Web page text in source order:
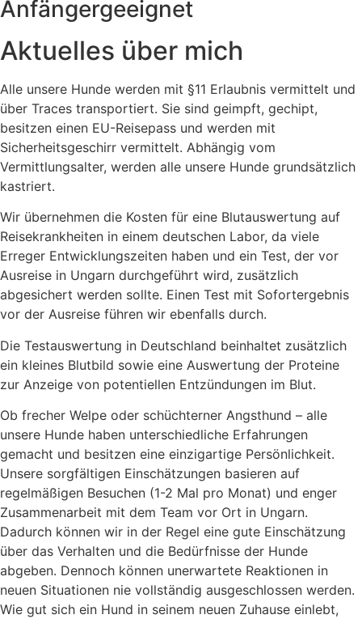
Anfängergeeignet
Aktuelles über mich
Alle unsere Hunde werden mit §11 Erlaubnis vermittelt und
über Traces transportiert. Sie sind geimpft, gechipt,
besitzen einen EU-Reisepass und werden mit
Sicherheitsgeschirr vermittelt. Abhängig vom
Vermittlungsalter, werden alle unsere Hunde grundsätzlich
kastriert.
Wir übernehmen die Kosten für eine Blutauswertung auf
Reisekrankheiten in einem deutschen Labor, da viele
Erreger Entwicklungszeiten haben und ein Test, der vor
Ausreise in Ungarn durchgeführt wird, zusätzlich
abgesichert werden sollte. Einen Test mit Sofortergebnis
vor der Ausreise führen wir ebenfalls durch.
Die Testauswertung in Deutschland beinhaltet zusätzlich
ein kleines Blutbild sowie eine Auswertung der Proteine
zur Anzeige von potentiellen Entzündungen im Blut.
Ob frecher Welpe oder schüchterner Angsthund – alle
unsere Hunde haben unterschiedliche Erfahrungen
gemacht und besitzen eine einzigartige Persönlichkeit.
Unsere sorgfältigen Einschätzungen basieren auf
regelmäßigen Besuchen (1-2 Mal pro Monat) und enger
Zusammenarbeit mit dem Team vor Ort in Ungarn.
Dadurch können wir in der Regel eine gute Einschätzung
über das Verhalten und die Bedürfnisse der Hunde
abgeben. Dennoch können unerwartete Reaktionen in
neuen Situationen nie vollständig ausgeschlossen werden.
Wie gut sich ein Hund in seinem neuen Zuhause einlebt,